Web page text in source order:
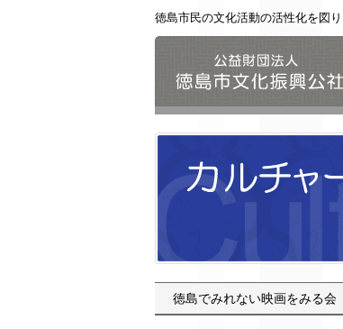
徳島市民の文化活動の活性化を図
徳島でみれない映画をみる会